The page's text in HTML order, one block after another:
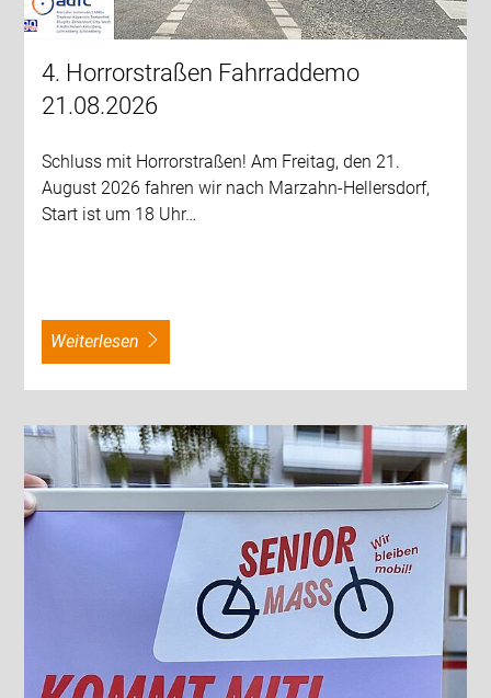
4. Horrorstraßen Fahrraddemo
21.08.2026
Schluss mit Horrorstraßen! Am Freitag, den 21.
August 2026 fahren wir nach Marzahn-Hellersdorf,
Start ist um 18 Uhr…
weiterlesen